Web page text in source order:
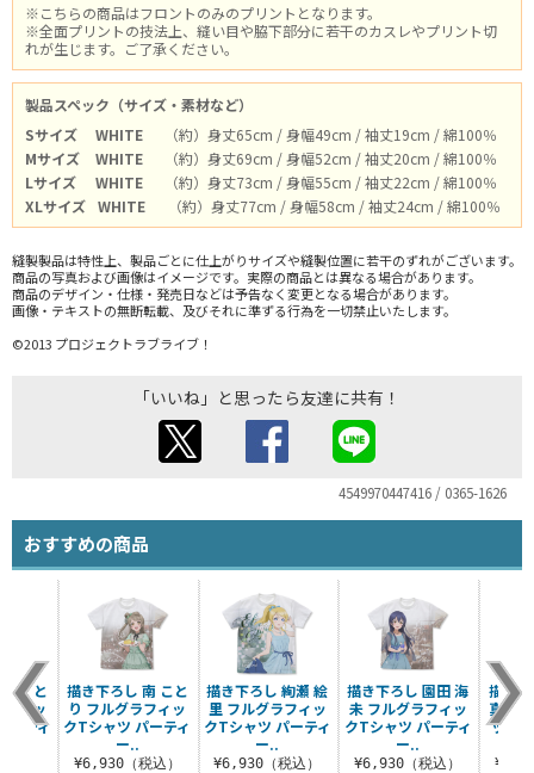
※こちらの商品はフロントのみのプリントとなります。
※全面プリントの技法上、縫い目や脇下部分に若干のカスレやプリント切
れが生じます。ご了承ください。
製品スペック（サイズ・素材など）
Sサイズ
WHITE
（約）身丈65cm / 身幅49cm / 袖丈19cm / 綿100％
Mサイズ
WHITE
（約）身丈69cm / 身幅52cm / 袖丈20cm / 綿100％
Lサイズ
WHITE
（約）身丈73cm / 身幅55cm / 袖丈22cm / 綿100％
XLサイズ WHITE （約）身丈77cm / 身幅58cm / 袖丈24cm / 綿100％
縫製製品は特性上、製品ごとに仕上がりサイズや縫製位置に若干のずれがございます。
商品の写真および画像はイメージです。実際の商品とは異なる場合があります。
商品のデザイン・仕様・発売日などは予告なく変更となる場合があります。
画像・テキストの無断転載、及びそれに準ずる行為を一切禁止いたします。
©2013 プロジェクトラブライブ！
「いいね」と思ったら友達に共有！
4549970447416 / 0365-1626
おすすめの商品
描き下ろし 絢瀬 絵
里 フルグラフィッ
クTシャツ パーティ
ー..
¥6,930（税込）
描き下ろし 園田 海
未 フルグラフィッ
クTシャツ パーティ
ー..
¥6,930（税込）
描き
真姫
ックT
こと
ィッ
ーティ
描き下ろし 南 こと
り フルグラフィッ
クTシャツ パーティ
ー..
¥6,930（税込）